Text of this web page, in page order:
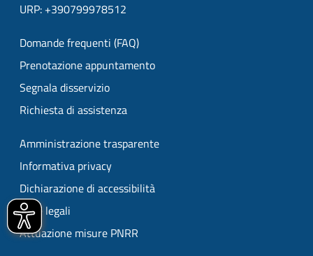
URP: +390799978512
Domande frequenti (FAQ)
Prenotazione appuntamento
Segnala disservizio
Richiesta di assistenza
Amministrazione trasparente
Informativa privacy
Dichiarazione di accessibilità
Note legali
Attuazione misure PNRR